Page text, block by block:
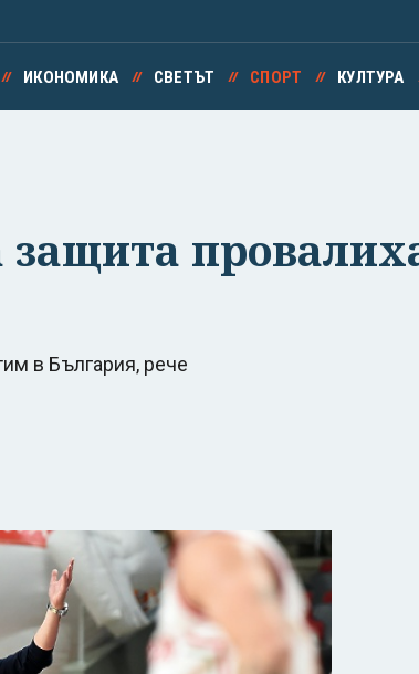
ИКОНОМИКА СВЕТЪТ СПОРТ КУЛТУРА
в България, рече